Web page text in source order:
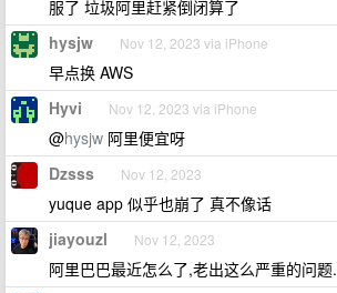
服了 垃圾阿里赶紧倒闭算了
hysjw Nov 12, 2023 via iPhone
早点换 AWS
Hyvi Nov 12, 2023 via iPhone
@hysjw 阿里便宜呀
Dzsss Nov 12, 2023
yuque app 似乎也崩了 真不像话
jiayouzl Nov 12, 2023
阿里巴巴最近怎么了,老出这么严重的问题.